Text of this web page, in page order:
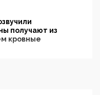
получают из
кровные